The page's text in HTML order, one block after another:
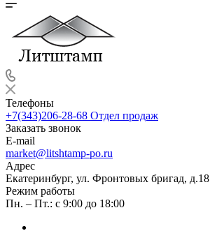
Телефоны
+7(343)206-28-68 Отдел продаж
Заказать звонок
E-mail
market@litshtamp-po.ru
Адрес
Екатеринбург, ул. Фронтовых бригад, д.18
Режим работы
Пн. – Пт.: с 9:00 до 18:00